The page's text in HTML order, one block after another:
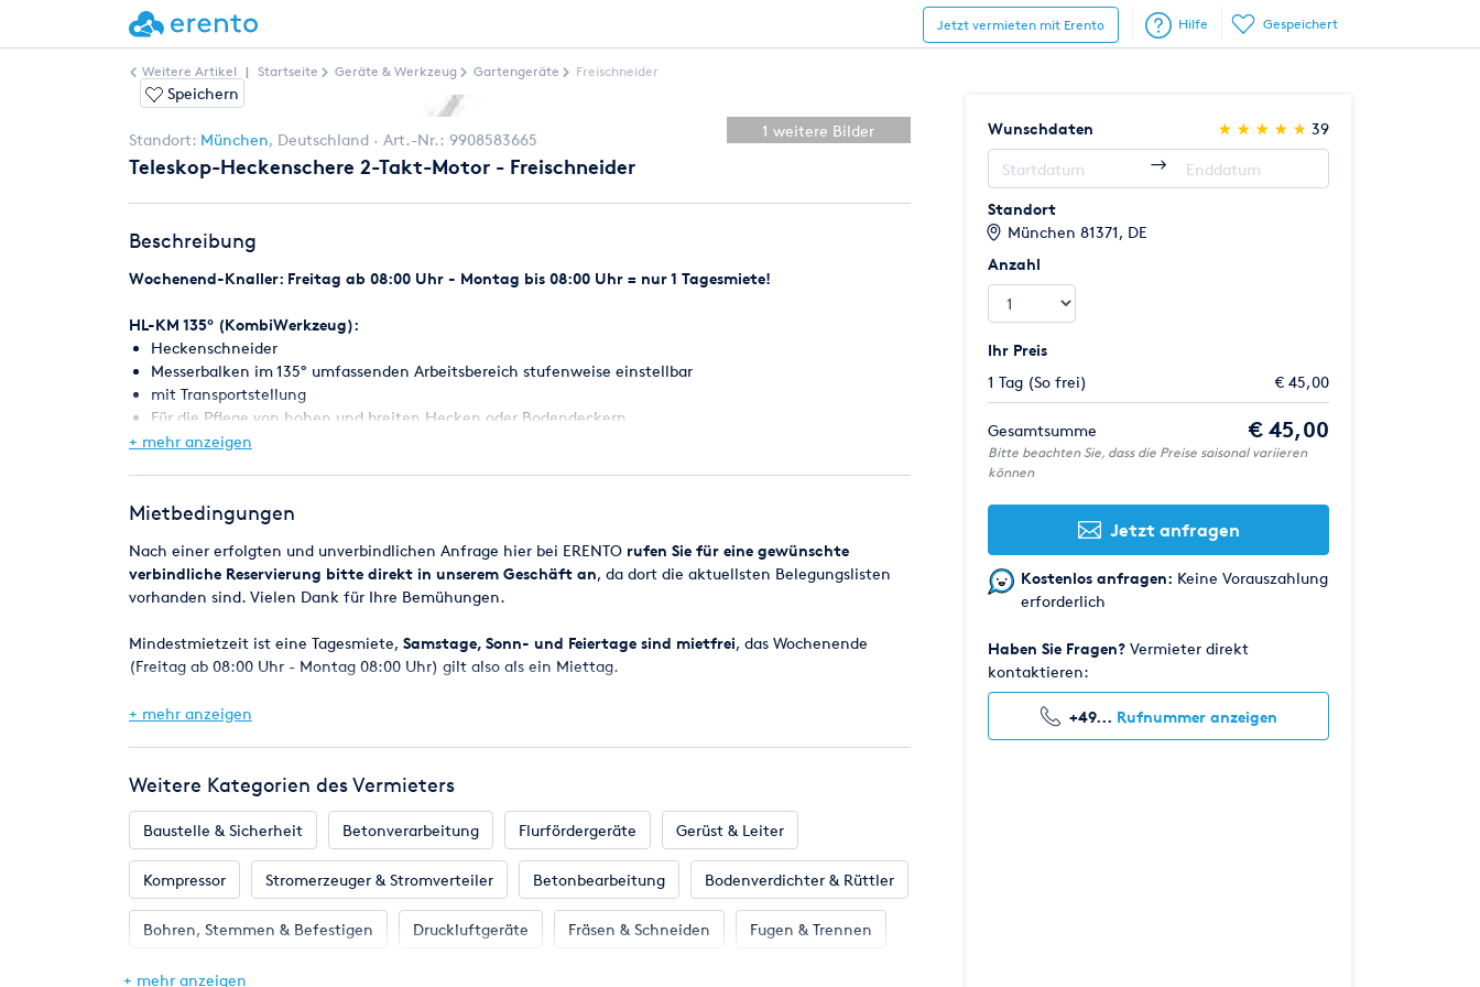
Gespeichert
Jetzt vermieten mit Erento Hilfe
Weitere Artikel | Startseite Geräte & Werkzeug Gartengeräte Freischneider
Speichern
1 weitere Bilder
Standort: München, Deutschland Art.-Nr.: 9908583665
Teleskop-Heckenschere 2-Takt-Motor - Freischneider
Beschreibung
Wochenend-Knaller: Freitag ab 08:00 Uhr - Montag bis 08:00 Uhr = nur 1 Tagesmiete!
HL-KM 135° (KombiWerkzeug):
Heckenschneider
Messerbalken im 135° umfassenden Arbeitsbereich stufenweise einstellbar
mit Transportstellung
Für die Pflege von hohen und breiten Hecken oder Bodendeckern
Gewicht: 2,6 kg
Gewicht unbetankt, ohne Werkzeug 5,4 kg
+ mehr anzeigen
Mietbedingungen
Nach einer erfolgten und unverbindlichen Anfrage hier bei ERENTO rufen Sie für eine gewünschte
verbindliche Reservierung bitte direkt in unserem Geschäft an, da dort die aktuellsten Belegungslisten
vorhanden sind. Vielen Dank für Ihre Bemühungen.
Mindestmietzeit ist eine Tagesmiete, Samstage, Sonn- und Feiertage sind mietfrei, das Wochenende
(Freitag ab 08:00 Uhr - Montag 08:00 Uhr) gilt also als ein Miettag.
Bei Reservierungen werden die Geräte in der Regel ab 8.00 Uhr bereitgestellt, der Miettag endet
Eine Verfügbarkeitsgarantie kann jedoch nicht zugesagt werden, da es vorkommen kann, dass zugesagte
selbstverständlich alles daran setzen, in jedem Fall eine entsprechende Maschine für Sie parat zu haben.
Mietpreise und Kaution
Die angegebenen Mietpreise beziehen sich auf einen Miettag incl. der gesetzlichen Mehrwertsteuer.
Die Kaution ist bei Mietbeginn zu entrichten nur per EC-KARTE MIT PIN oder Kreditkarte (MasterCard -
VISA - AmericanExpress).
+ mehr anzeigen
Weitere Kategorien des Vermieters
Baustelle & Sicherheit Betonverarbeitung Flurfördergeräte Gerüst & Leiter
Kompressor Stromerzeuger & Stromverteiler Betonbearbeitung Bodenverdichter & Rüttler
Bohren, Stemmen & Befestigen Druckluftgeräte Fräsen & Schneiden Fugen & Trennen
Gartengeräte
+ mehr anzeigen
Wunschdaten (*)
★
★
(*) ★
★
(*) ★
★
(*) ★
★
(*) ★
★ 39
Standort
München 81371, DE
Anzahl
Ihr Preis
1 Tag (So frei)
€ 45,00
Gesamtsumme € 45,00
Bitte beachten Sie, dass die Preise saisonal variieren
können
Jetzt anfragen
Kostenlos anfragen: Keine Vorauszahlung
erforderlich
Haben Sie Fragen? Vermieter direkt
kontaktieren:
+49... Rufnummer anzeigen